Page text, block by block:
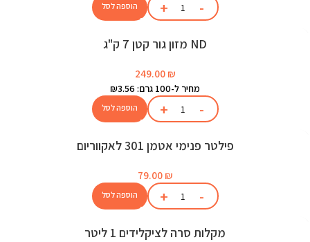
הוספה לסל
ND מזון גור קטן 7 ק"ג
249.00 ₪
מחיר ל-100 גרם: ₪3.56
הוספה לסל
פילטר פנימי אטמן 301 לאקווריום
79.00 ₪
הוספה לסל
מקלות סרה לציקלידים 1 ליטר